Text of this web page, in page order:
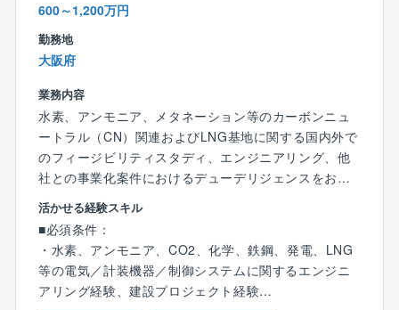
◎夜勤なし・土日の大半はお休み（基本は官公庁案件
の元請け工事を対応します）
◎チーム制導入によるフォロー体制のほか、社内分業
理に専念できる環境です。
◎億単位の工事の現場代理人技術者として就業いただ
くため、仕事にやりがいを持ちながら、プライベート
との両立も可能です。
◎出張手当などの他に累積の宿泊数に応じて長期出張
手当も付与されます。
└日当・宿泊費（1万円/日）は実費ではなく定額での支
給になる為、ご自身のお給与に分かりやすく反映され
ます。
★同企業の魅力
600～1,200万円
勤務地
大阪府
業務内容
水素、アンモニア、メタネーション等のカーボンニュ
ートラル（CN）関連およびLNG基地に関する国内外で
のフィージビリティスタディ、エンジニアリング、他
社との事業化案件におけるデューデリジェンスをお任
せします。
■募集背景：
同社では、2050年のカーボンニュートラル化を目指し
て、様々なアライアンス、技術開発、実証プラント建
設などの新規事業にも挑戦しております。海外（特に
活かせる経験スキル
■必須条件：
・水素、アンモニア、CO2、化学、鉄鋼、発電、LNG
等の電気／計装機器／制御システムに関するエンジニ
アリング経験、建設プロジェクト経験